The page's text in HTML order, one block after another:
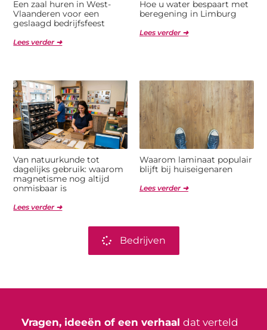
Een zaal huren in West-
Vlaanderen voor een
geslaagd bedrijfsfeest
Lees verder ➜
Hoe u water bespaart met
beregening in Limburg
Lees verder ➜
Van natuurkunde tot
dagelijks gebruik: waarom
magnetisme nog altijd
onmisbaar is
Lees verder ➜
Waarom laminaat populair
blijft bij huiseigenaren
Lees verder ➜
Bedrijven
Vragen, ideeën of een verhaal dat verteld